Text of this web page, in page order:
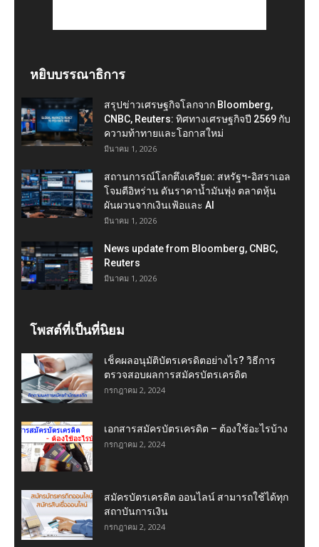
หยิบบรรณาธิการ
สรุปข่าวเศรษฐกิจโลกจาก Bloomberg,
CNBC, Reuters: ทิศทางเศรษฐกิจปี 2569 กับ
ความท้าทายและโอกาสใหม่
มีนาคม 1, 2026
สถานการณ์โลกตึงเครียด: สหรัฐฯ-อิสราเอล
โจมตีอิหร่าน ดันราคาน้ำมันพุ่ง ตลาดหุ้น
ผันผวนจากเงินเฟ้อและ AI
มีนาคม 1, 2026
News update from Bloomberg, CNBC,
Reuters
มีนาคม 1, 2026
โพสต์ที่เป็นที่นิยม
เช็คผลอนุมัติบัตรเครดิตอย่างไร? วิธีการ
ตรวจสอบผลการสมัครบัตรเครดิต
กรกฎาคม 2, 2024
เอกสารสมัครบัตรเครดิต – ต้องใช้อะไรบ้าง
กรกฎาคม 2, 2024
สมัครบัตรเครดิต ออนไลน์ สามารถใช้ได้ทุก
สถาบันการเงิน
กรกฎาคม 2, 2024